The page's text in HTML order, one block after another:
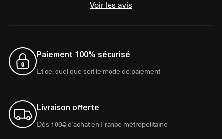
Voir les avis
Paiement 100% sécurisé
Et ce, quel que soit le mode de paiement
Livraison offerte
Dès 100€ d’achat en France métropolitaine